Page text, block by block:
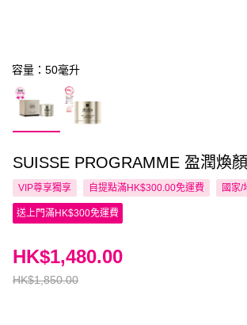
容量：50毫升
SUISSE PROGRAMME 盈潤煥
VIP尊享獨享 自提點滿HK$300.00免運費 國家/
送上門滿HK$300免運費
HK$1,850.00
HK$1,480.00